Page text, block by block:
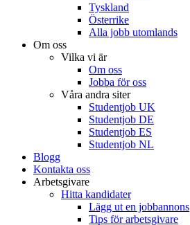
Tyskland
Österrike
Alla jobb utomlands
Om oss
Vilka vi är
Om oss
Jobba för oss
Våra andra siter
Studentjob UK
Studentjob DE
Studentjob ES
Studentjob NL
Blogg
Kontakta oss
Arbetsgivare
Hitta kandidater
Lägg ut en jobbannons
Tips för arbetsgivare